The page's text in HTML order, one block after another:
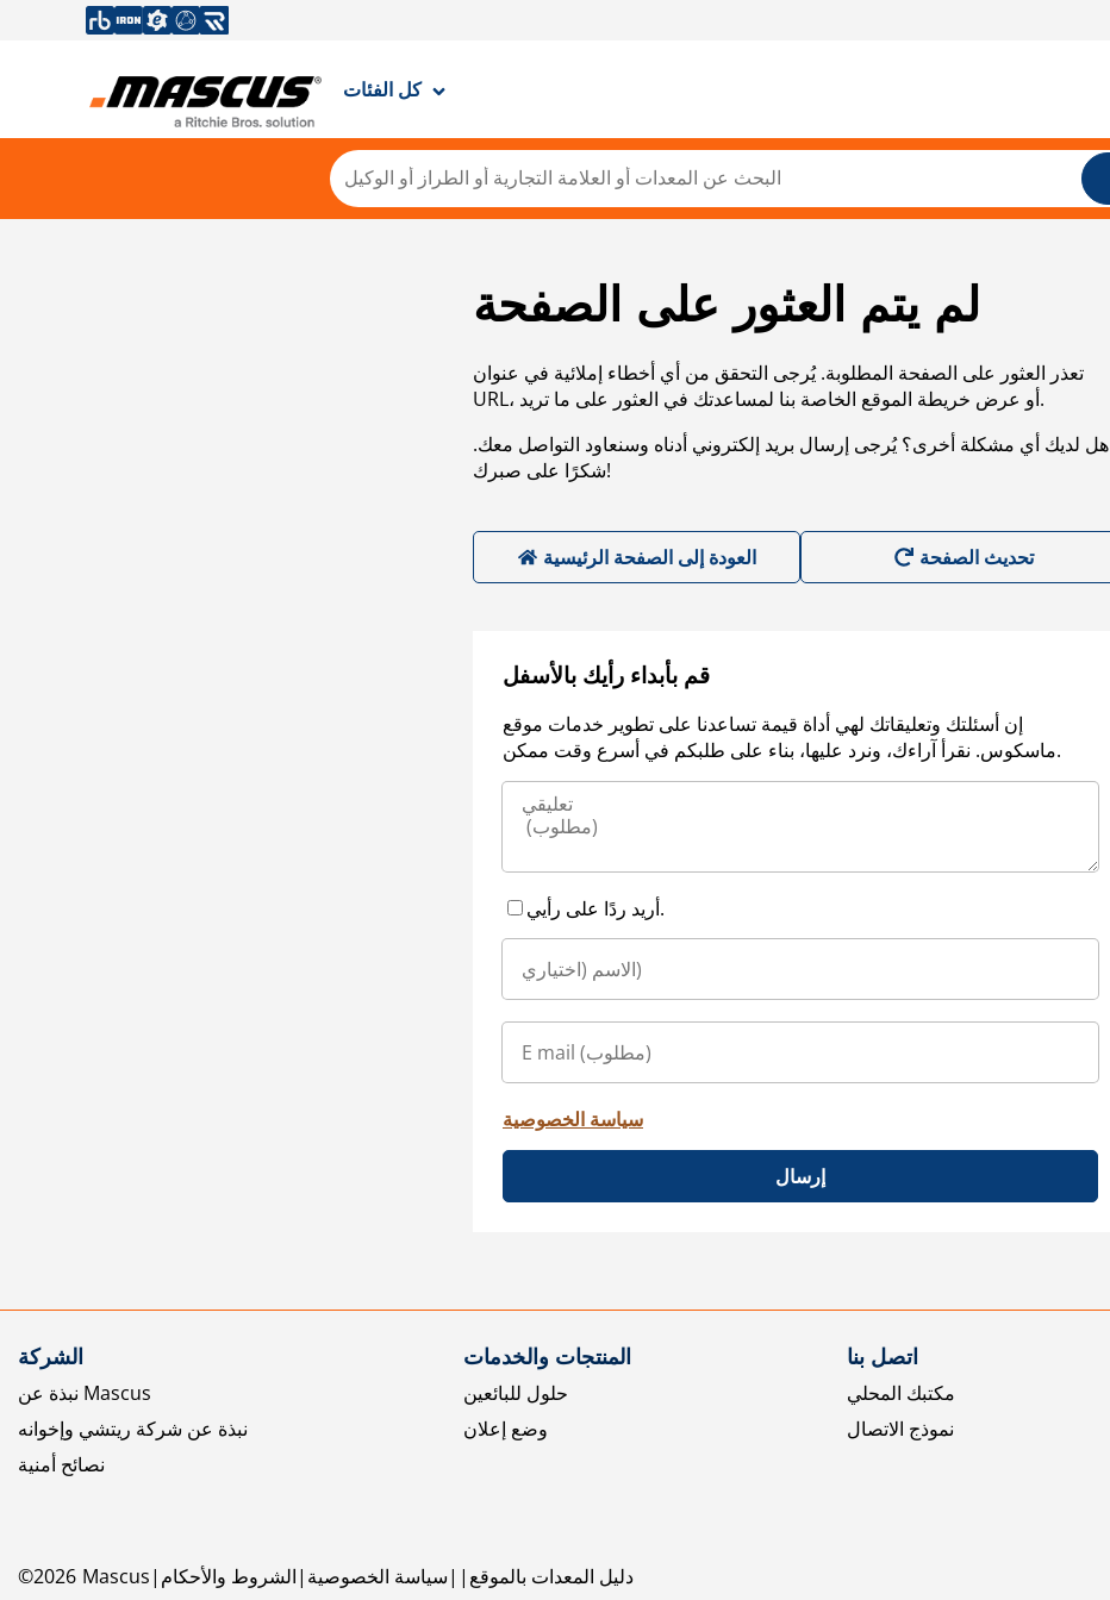
كل الفئات
لم يتم العثور على الصفحة
تعذر العثور على الصفحة المطلوبة. يُرجى التحقق من أي أخطاء إملائية في عنوان
URL، أو عرض خريطة الموقع الخاصة بنا لمساعدتك في العثور على ما تريد.
هل لديك أي مشكلة أخرى؟ يُرجى إرسال بريد إلكتروني أدناه وسنعاود التواصل معك.
شكرًا على صبرك!
العودة إلى الصفحة الرئيسية
قم بأبداء رأيك بالأسفل
إن أسئلتك وتعليقاتك لهي أداة قيمة تساعدنا على تطوير خدمات موقع
ماسكوس. نقرأ آراءك، ونرد عليها، بناء على طلبكم في أسرع وقت ممكن.
أريد ردًا على رأيي.
سياسة الخصوصية
إرسال
الشركة
نبذة عن Mascus
نبذة عن شركة ريتشي وإخوانه
نصائح أمنية
المنتجات والخدمات
حلول للبائعين
وضع إعلان
اتصل بنا
مكتبك المحلي
نموذج الاتصال
©2026 Mascus الشروط والأحكام سياسة الخصوصية دليل المعدات بالموقع